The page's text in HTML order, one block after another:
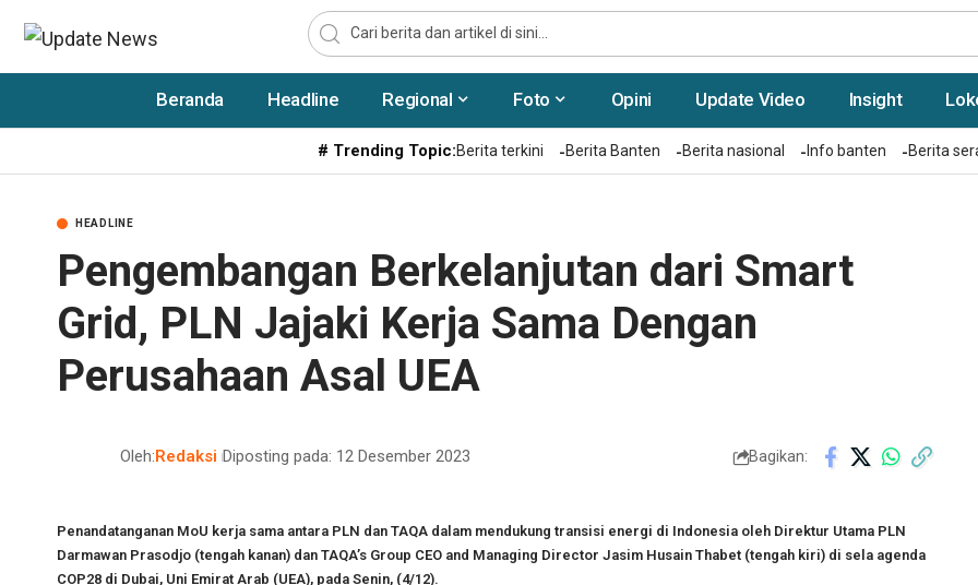
Beranda Headline Regional Foto Opini Update Video Insight
# Trending Topic:Berita terkini Berita Banten Berita nasional Info banten Berita
HEADLINE
Pengembangan Berkelanjutan dari Smart
Grid, PLN Jajaki Kerja Sama Dengan
Perusahaan Asal UEA
Oleh:Redaksi Diposting pada: 12 Desember 2023 Bagikan:
Penandatanganan MoU kerja sama antara PLN dan TAQA dalam mendukung transisi energi di Indonesia oleh Direktur Utama PLN
Darmawan Prasodjo (tengah kanan) dan TAQA’s Group CEO and Managing Director Jasim Husain Thabet (tengah kiri) di sela agenda
COP28 di Dubai, Uni Emirat Arab (UEA), pada Senin, (4/12).